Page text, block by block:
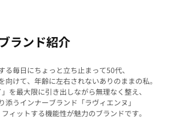
ブランド紹介
る毎日にちょっと立ち止まって50代、
向けて、年齢に左右されないありのままの私。
を最大限に引き出しながら無理なく整え、
添うインナーブランド「ラヴィエンヌ」
ィットする機能性が魅力のブランドです。